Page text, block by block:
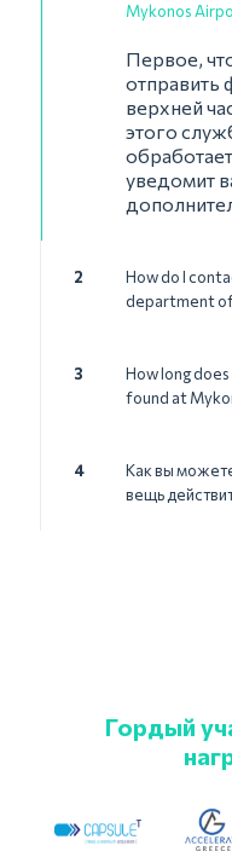
Mykonos
Первое,
отправить
верхней
этого
уведомит
2
How do I
department
3
How long
found at
4
Как вы
вещь
Гордый